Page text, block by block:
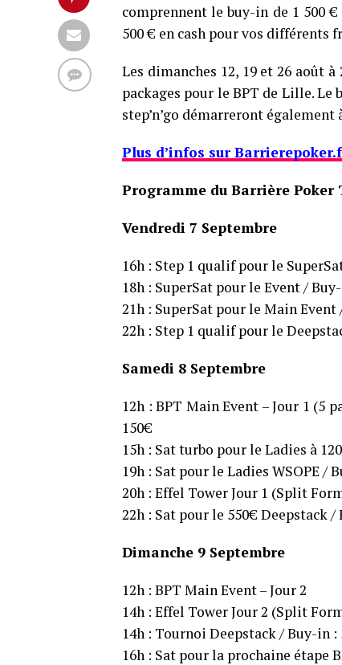
comprennent le buy-in de 1 500
500 € en cash pour vos différents
Les dimanches 12, 19 et 26 août
packages pour le BPT de Lille.
step’n’go démarreront également
Plus d’infos sur
Programme du Barrière
Vendredi 7 Septembre
16h : Step 1 qualif pour le
18h : SuperSat pour le Event /
21h : SuperSat pour le Main Event
22h : Step 1 qualif pour le
Samedi 8 Septembre
12h : BPT Main Event – Jour 1 (5
150€
15h : Sat turbo pour le Ladies à
19h : Sat pour le Ladies WSOPE /
20h : Effel Tower Jour 1 (Split
22h : Sat pour le 550€ Deepstack
Dimanche 9 Septembre
12h : BPT Main Event – Jour 2
14h : Effel Tower Jour 2 (Split
14h : Tournoi Deepstack / Buy-in :
16h : Sat pour la prochaine étape